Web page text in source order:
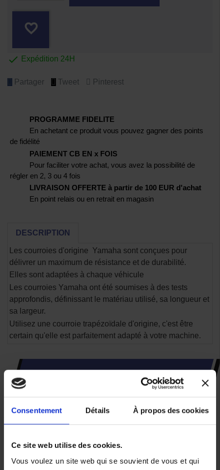
Consentement Détails À propos des cookies
Ce site web utilise des cookies.
Vous voulez un site web qui se souvient de vous et qui
favorite_border
 Expédition 24H
Partager Tweet Pinterest
PROGRAMME FIDELITE
En achetant ce produit vous pouvez gagner des points
de fidélité
PAIEMENT CB EN x FOIS
Pour faciliter votre achat, vous avez la possibilité de
régler en 2, 3 ou 4 fois
LIVRAISON OFFERTE à partir de 100 EUR d'achat
En point relais ou en retrait en magasin
DESCRIPTION
Les courroies d'origine Yamaha sont conçues pour
délivrer un maximum de résistance et de durabilité.
Elles sont adaptées à chaque véhicule
Les courroies Yamaha ont été soumises à des tests
approfondis, définissant le matériau utilisé, sa longueur et
sa largeur.
Utilisez une courroie trapézoïdale d'origine, c'est être
certain qu'elle est parfaitement adapté à votre machine.
CES PRODUITS SONT
SUSCEPTIBLES DE VOUS
INTÉRESSER